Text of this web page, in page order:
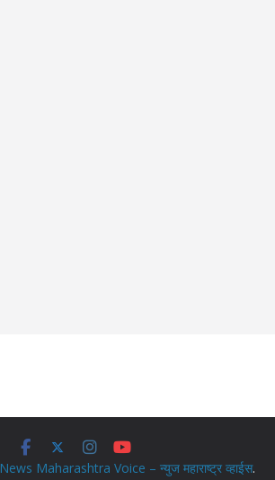
News Maharashtra Voice – न्युज महाराष्ट्र व्हाईस.